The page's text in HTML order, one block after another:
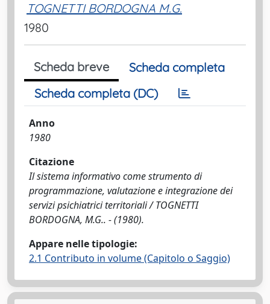
TOGNETTI BORDOGNA M.G.
1980
Scheda breve
Scheda completa
Scheda completa (DC)
Anno
1980
Citazione
Il sistema informativo come strumento di
programmazione, valutazione e integrazione dei
servizi psichiatrici territoriali / TOGNETTI
BORDOGNA, M.G.. - (1980).
Appare nelle tipologie:
2.1 Contributo in volume (Capitolo o Saggio)